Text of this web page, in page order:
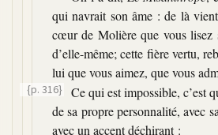
qui navrait son âme : de là
cœur de Molière que vous lisez
d’elle-même; cette fière vertu,
lui que vous aimez, que vous
{p. 316}
Ce qui est impossible, c’est
de sa propre personnalité, avec
avec un accent déchirant :